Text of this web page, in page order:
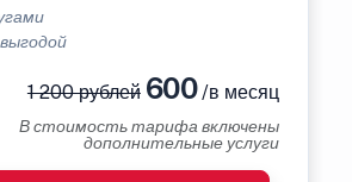
1 200 рублей600/в месяц
В стоимость тарифа включены
дополнительные услуги